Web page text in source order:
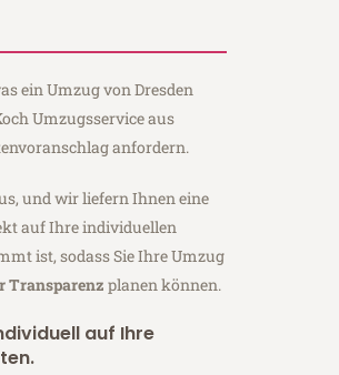
ein Umzug von Dresden
Umzugsservice aus
anfordern.
und wir liefern Ihnen eine
auf Ihre individuellen
ist, sodass Sie Ihre Umzug
Transparenz planen können.
auf Ihre